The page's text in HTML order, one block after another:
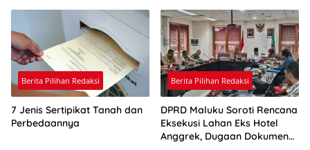
Berita Pilihan Redaksi
7 Jenis Sertipikat Tanah dan
Perbedaannya
Berita Pilihan Redaksi
DPRD Maluku Soroti Rencana
Eksekusi Lahan Eks Hotel
Anggrek, Dugaan Dokumen